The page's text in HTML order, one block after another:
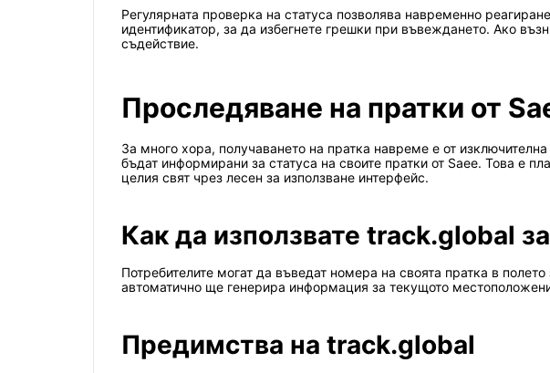
Регулярната проверка на статуса позволява навременно
идентификатор, за да избегнете грешки при въвеждането. Ако
съдействие.
Проследяване на пратки от
За много хора, получаването на пратка навреме е от
бъдат информирани за статуса на своите пратки от Saee. Това е
целия свят чрез лесен за използване интерфейс.
Как да използвате track.global
Потребителите могат да въведат номера на своята пратка в
автоматично ще генерира информация за текущото
Предимства на track.global